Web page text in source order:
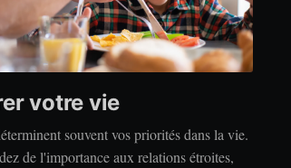
votre vie
souvent vos priorités dans la vie.
de l'importance aux relations étroites,